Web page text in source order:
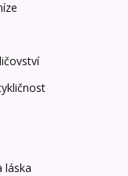
láska